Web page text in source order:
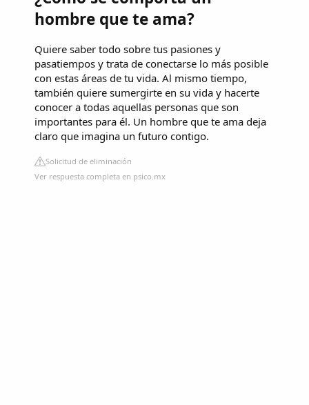
hombre que te ama?
Quiere saber todo sobre tus pasiones y
pasatiempos y trata de conectarse lo más posible
con estas áreas de tu vida. Al mismo tiempo,
también quiere sumergirte en su vida y hacerte
conocer a todas aquellas personas que son
importantes para él. Un hombre que te ama deja
claro que imagina un futuro contigo.
Solicitud de eliminación
Ver respuesta completa en psico.mx